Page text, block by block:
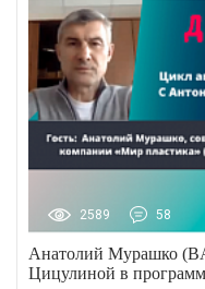
2589 58
Анатолий Мурашко
Цицулиной в